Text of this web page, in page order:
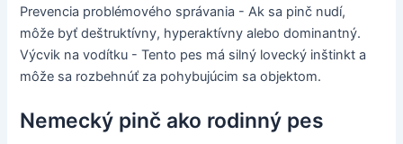
Prevencia problémového správania - Ak sa pinč nudí,
môže byť deštruktívny, hyperaktívny alebo dominantný.
Výcvik na vodítku - Tento pes má silný lovecký inštinkt a
môže sa rozbehnúť za pohybujúcim sa objektom.
Nemecký pinč ako rodinný pes